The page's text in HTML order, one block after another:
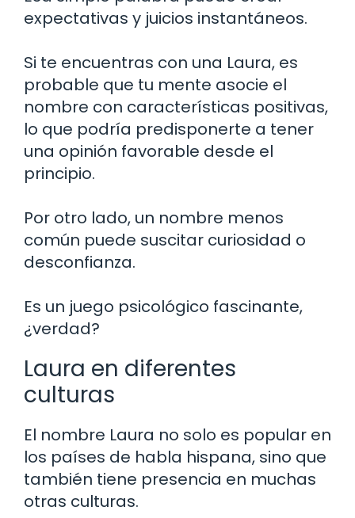
expectativas y juicios instantáneos.
Si te encuentras con una Laura, es
probable que tu mente asocie el
nombre con características positivas,
lo que podría predisponerte a tener
una opinión favorable desde el
principio.
Por otro lado, un nombre menos
común puede suscitar curiosidad o
desconfianza.
Es un juego psicológico fascinante,
¿verdad?
Laura en diferentes
culturas
El nombre Laura no solo es popular en
los países de habla hispana, sino que
también tiene presencia en muchas
otras culturas.